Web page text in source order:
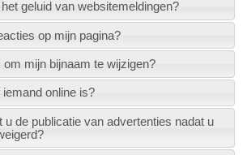
geluid van websitemeldingen?
op mijn pagina?
om mijn bijnaam te wijzigen?
online is?
u de publicatie van advertenties nadat u